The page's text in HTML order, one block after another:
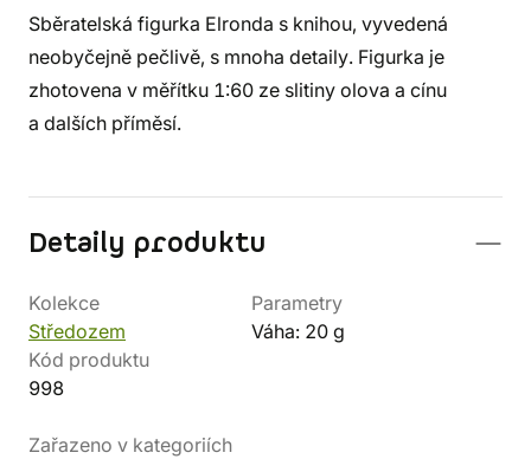
Sběratelská figurka Elronda s knihou, vyvedená
neobyčejně pečlivě, s mnoha detaily. Figurka je
zhotovena v měřítku 1:60 ze slitiny olova a cínu
a dalších příměsí.
Detaily produktu
Kolekce
Středozem
Parametry
Váha: 20 g
Kód produktu
998
Zařazeno v kategoriích